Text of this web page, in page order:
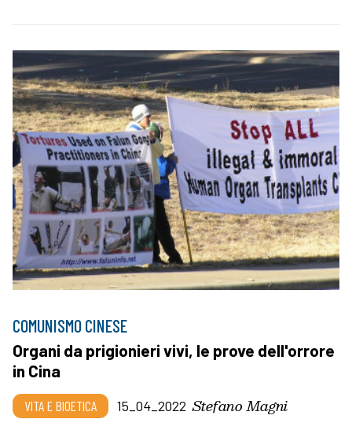
COMUNISMO CINESE
Organi da prigionieri vivi, le prove dell'orrore
in Cina
VITA E BIOETICA 15_04_2022 Stefano Magni